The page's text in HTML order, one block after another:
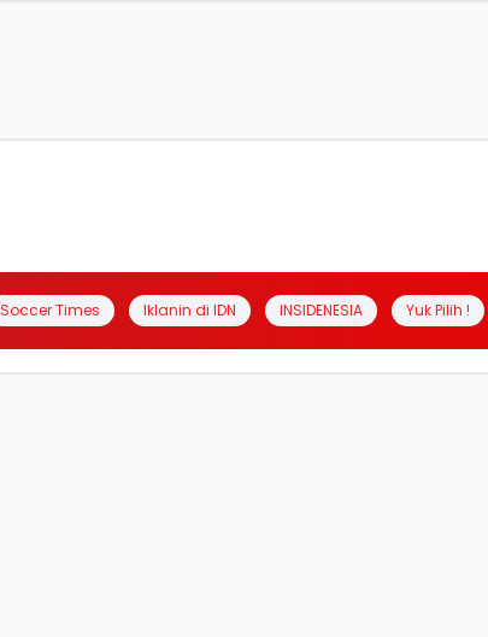
Soccer Times Iklanin di IDN INSIDENESIA Yuk Pilih !